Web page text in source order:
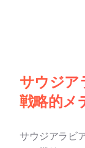
サウジア
戦略的メ
サウジアラビ